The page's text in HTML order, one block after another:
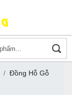
Đồng Hỗ Gỗ